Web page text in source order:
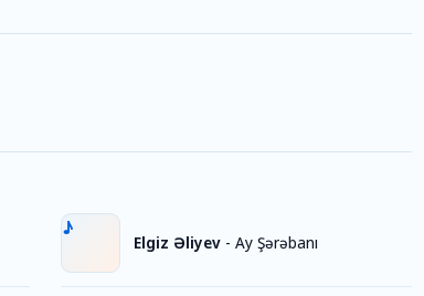
Elgiz Əliyev - Ay Şərəbanı